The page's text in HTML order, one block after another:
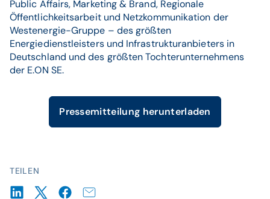
TEILEN
Public Affairs, Marketing & Brand, Regionale
Öffentlichkeitsarbeit und Netzkommunikation der
Westenergie-Gruppe – des größten
Energiedienstleisters und Infrastrukturanbieters in
Deutschland und des größten Tochterunternehmens
der E.ON SE.
Pressemitteilung herunterladen